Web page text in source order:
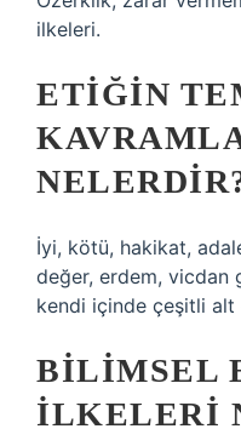
ilkeleri.
ETIĞIN
İyi, kötü, hakikat,
değer, erdem, vicdan
kendi içinde çeşitli alt
BILIMSEL
ILKELERI